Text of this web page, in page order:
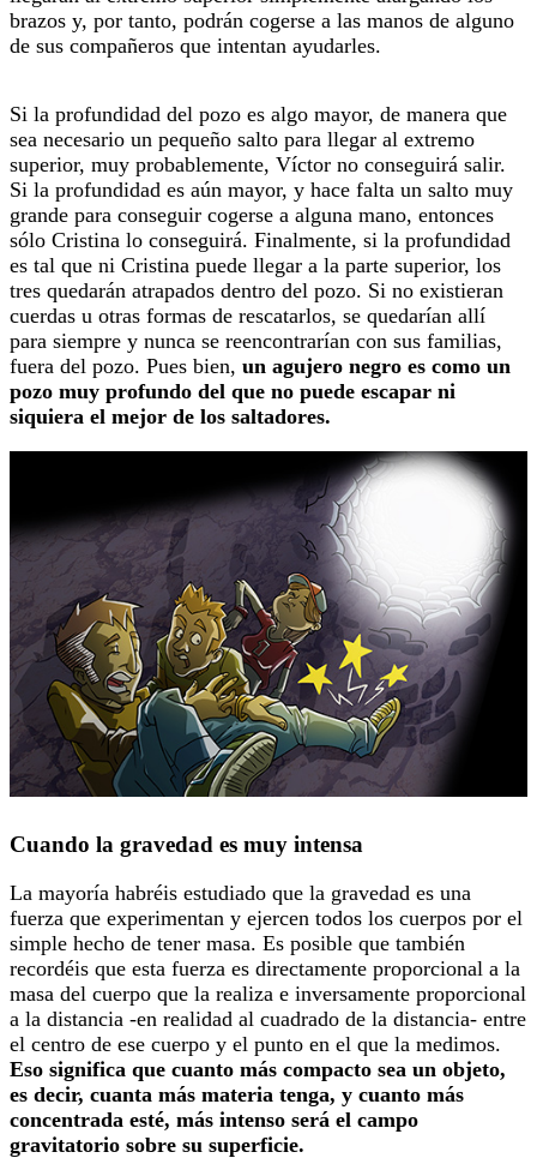
brazos y, por tanto, podrán cogerse a las manos de alguno
de sus compañeros que intentan ayudarles.
Si la profundidad del pozo es algo mayor, de manera que
sea necesario un pequeño salto para llegar al extremo
superior, muy probablemente, Víctor no conseguirá salir.
Si la profundidad es aún mayor, y hace falta un salto muy
grande para conseguir cogerse a alguna mano, entonces
sólo Cristina lo conseguirá. Finalmente, si la profundidad
es tal que ni Cristina puede llegar a la parte superior, los
tres quedarán atrapados dentro del pozo. Si no existieran
cuerdas u otras formas de rescatarlos, se quedarían allí
para siempre y nunca se reencontrarían con sus familias,
fuera del pozo. Pues bien, un agujero negro es como un
pozo muy profundo del que no puede escapar ni
siquiera el mejor de los saltadores.
Cuando la gravedad es muy intensa
La mayoría habréis estudiado que la gravedad es una
fuerza que experimentan y ejercen todos los cuerpos por el
simple hecho de tener masa. Es posible que también
recordéis que esta fuerza es directamente proporcional a la
masa del cuerpo que la realiza e inversamente proporcional
a la distancia -en realidad al cuadrado de la distancia- entre
el centro de ese cuerpo y el punto en el que la medimos.
Eso significa que cuanto más compacto sea un objeto,
es decir, cuanta más materia tenga, y cuanto más
concentrada esté, más intenso será el campo
gravitatorio sobre su superficie.